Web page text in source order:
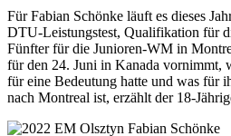
Für Fabian Schönke läuft es dieses
DTU-Leistungstest, Qualifikation für
Fünfter für die Junioren-WM in
für den 24. Juni in Kanada vornimmt,
für eine Bedeutung hatte und was für
nach Montreal ist, erzählt der 18-